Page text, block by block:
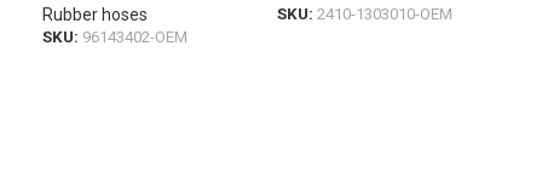
Rubber hoses
SKU: 96143402-OEM
SKU: 2410-1303010-OEM